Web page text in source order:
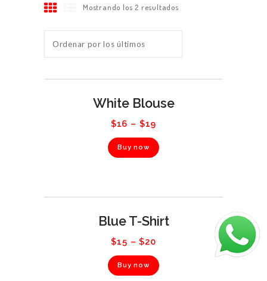
Mostrando los 2 resultados
White Blouse
$16 – $19
Buy now
Blue T-Shirt
$15 –$20
Buy now